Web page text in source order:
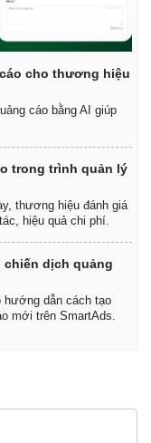
cho thương hiệu
cáo bằng AI giúp
trong trình quản lý
thương hiệu đánh giá
hiệu quả chi phí.
chiến dịch quảng
hướng dẫn cách tạo
mới trên SmartAds.